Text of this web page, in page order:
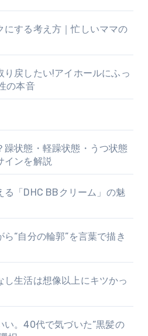
にする考え方｜忙しいママの
り戻したい!アイホールにふっ
の本音
躁状態・軽躁状態・うつ状態
インを解説
る「DHC BBクリーム」の魅
“自分の輪郭”を言葉で描き
生活は想像以上にキツかっ
い。40代で気づいた“黒髪の